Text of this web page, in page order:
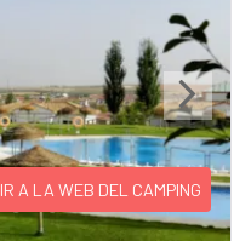
Next
IR A LA WEB DEL CAMPING